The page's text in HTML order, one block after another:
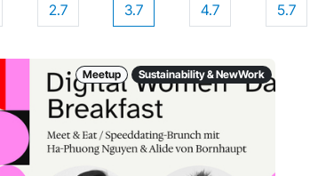
2.7
3.7
4.7
5.7
Meetup Sustainability & NewWork